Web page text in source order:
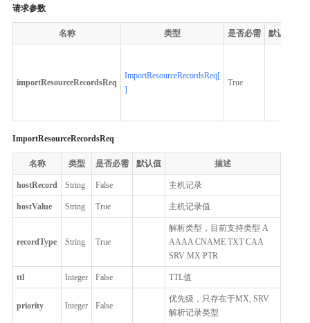
请求参数
名称 类型 是否必需 默认值
importResourceRecordsReq
ImportResourceRecordsReq[
]
True
ImportResourceRecordsReq
名称 类型 是否必需 默认值 描述
hostRecord String False 主机记录
hostValue String True 主机记录值
recordType String True
解析类型，目前支持类型 A
AAAA CNAME TXT CAA
SRV MX PTR
ttl Integer False TTL值
priority Integer False
优先级，只存在于MX, SRV
解析记录类型